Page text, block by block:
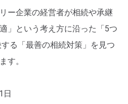
ー企業の経営者が相続や承継
」という考え方に沿った「5つ
る「最善の相続対策」を見つ
す。
日